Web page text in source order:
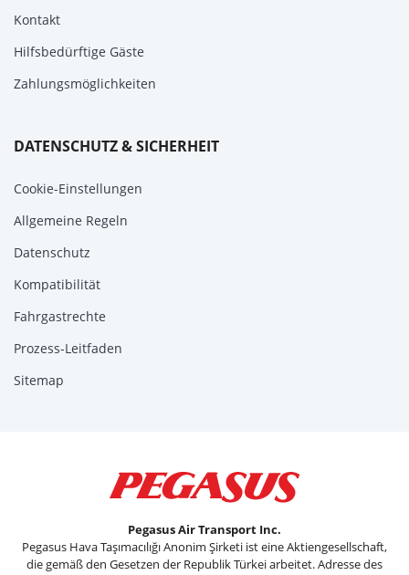
Kontakt
Hilfsbedürftige Gäste
Zahlungsmöglichkeiten
DATENSCHUTZ & SICHERHEIT
Cookie-Einstellungen
Allgemeine Regeln
Datenschutz
Kompatibilität
Fahrgastrechte
Prozess-Leitfaden
Sitemap
Pegasus Air Transport Inc.
Pegasus Hava Taşımacılığı Anonim Şirketi ist eine Aktiengesellschaft,
die gemäß den Gesetzen der Republik Türkei arbeitet. Adresse des